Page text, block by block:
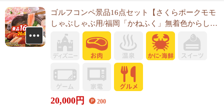
ゴルフコンペ景品16点セット【さくらポークモモ
しゃぶしゃぶ用/福岡「かねふく」無着色からし明
太子 他】A3パネル・目録付き<送料無料>
20,000円 200